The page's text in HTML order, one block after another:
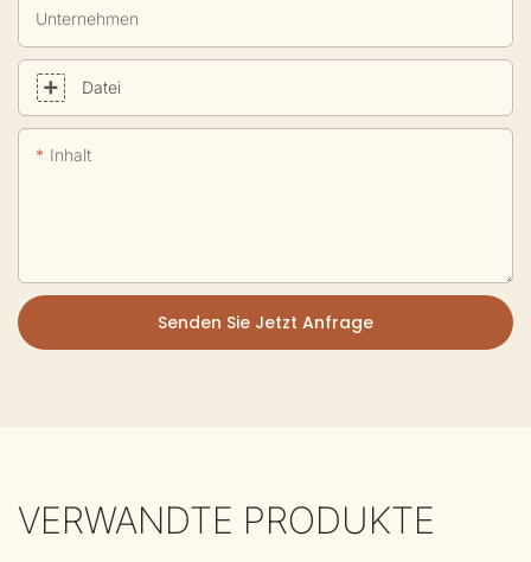
Unternehmen
Datei
Inhalt
Senden Sie Jetzt Anfrage
VERWANDTE PRODUKTE